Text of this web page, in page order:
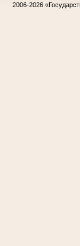
2006-2026